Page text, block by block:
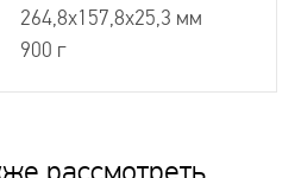
264,8x157,8x25,3 мм
900 г
кнопки, сенсорный